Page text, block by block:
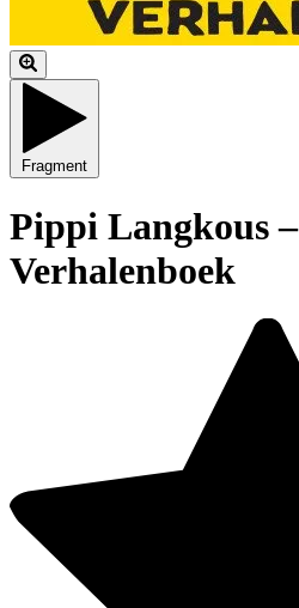
Fragment
Pippi Langkous –
Verhalenboek